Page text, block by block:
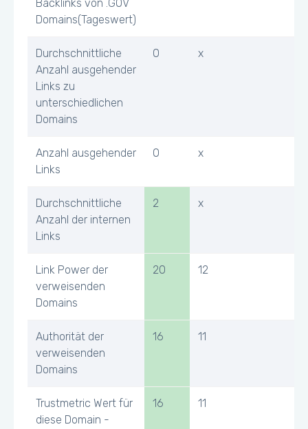
Backlinks von .GOV
Domains(Tageswert)
Durchschnittliche
Anzahl ausgehender
Links zu
unterschiedlichen
Domains
0 x
Anzahl ausgehender
Links
0 x
Durchschnittliche
Anzahl der internen
Links
2 x
Link Power der
verweisenden
Domains
20 12
Authorität der
verweisenden
Domains
16 11
Trustmetric Wert für
diese Domain -
16 11